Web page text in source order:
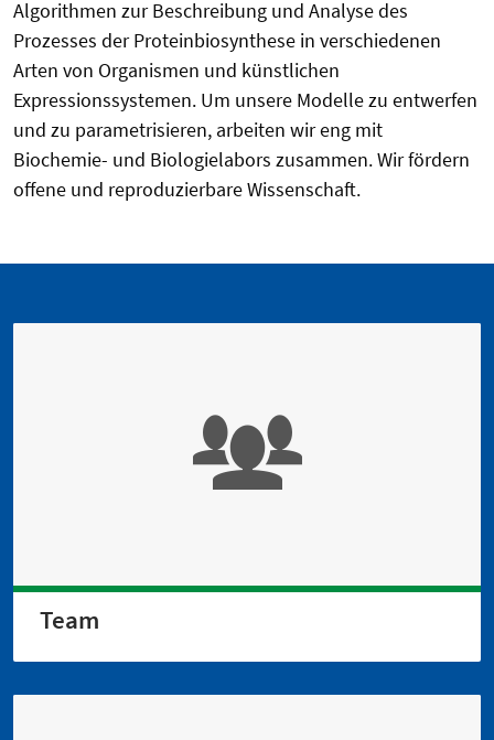
Algorithmen zur Beschreibung und Analyse des
Prozesses der Proteinbiosynthese in verschiedenen
Arten von Organismen und künstlichen
Expressionssystemen. Um unsere Modelle zu entwerfen
und zu parametrisieren, arbeiten wir eng mit
Biochemie- und Biologielabors zusammen. Wir fördern
offene und reproduzierbare Wissenschaft.
Team